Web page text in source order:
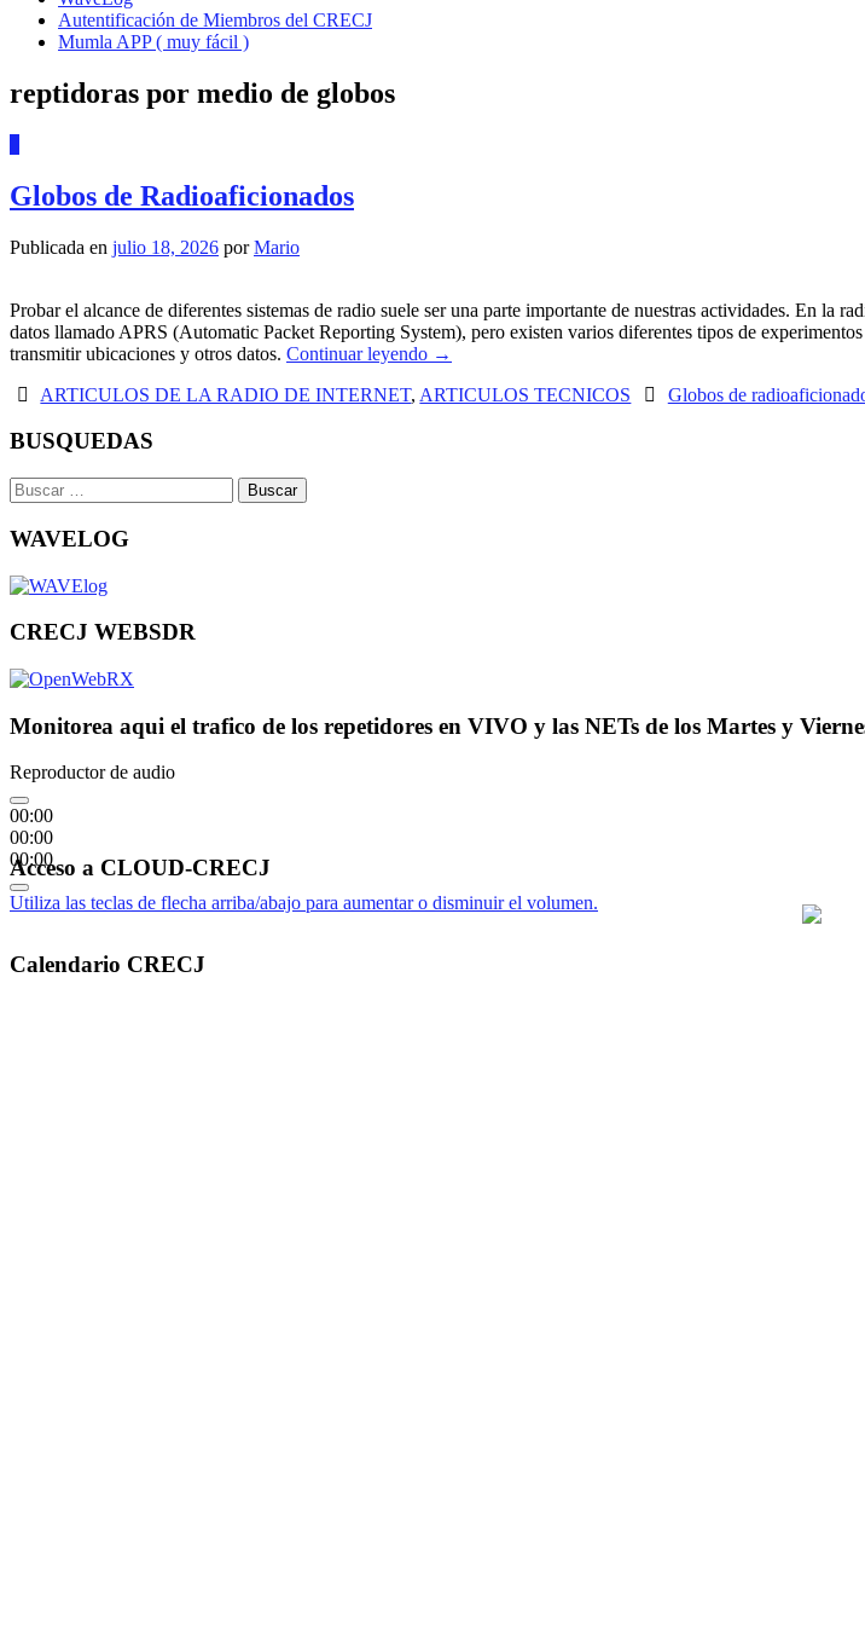
Autentificación de Miembros del CRECJ
Mumla APP ( muy fácil )
reptidoras por medio de globos
Globos de Radioaficionados
Publicada en julio 18, 2026 porMario
Probar el alcance de diferentes sistemas de radio suele ser una parte importante de nuestras actividades. En la
datos llamado APRS (Automatic Packet Reporting System), pero existen varios diferentes tipos de
transmitir ubicaciones y otros datos. Continuar leyendo →
ARTICULOS DE LA RADIO DE INTERNET, ARTICULOS TECNICOS Globos de
BUSQUEDAS
Buscar:
WAVELOG
CRECJ WEBSDR
Monitorea aqui el trafico de los repetidores en VIVO y las NETs de los Martes y
Reproductor de audio
00:00
00:00
00:00
Utiliza las teclas de flecha arriba/abajo para aumentar o disminuir el volumen.
Acceso a CLOUD-CRECJ
Calendario CRECJ